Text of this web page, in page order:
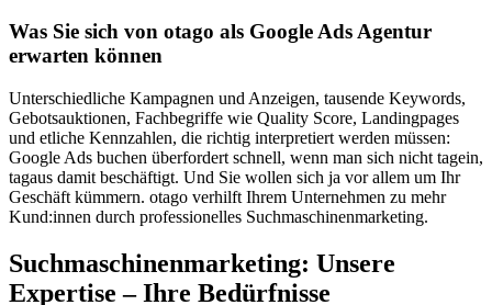
Was Sie sich von otago als Google Ads Agentur
erwarten können
Unterschiedliche Kampagnen und Anzeigen, tausende Keywords,
Gebotsauktionen, Fachbegriffe wie Quality Score, Landingpages
und etliche Kennzahlen, die richtig interpretiert werden müssen:
Google Ads buchen überfordert schnell, wenn man sich nicht tagein,
tagaus damit beschäftigt. Und Sie wollen sich ja vor allem um Ihr
Geschäft kümmern. otago verhilft Ihrem Unternehmen zu mehr
Kund:innen durch professionelles Suchmaschinenmarketing.
Suchmaschinenmarketing: Unsere
Expertise – Ihre Bedürfnisse